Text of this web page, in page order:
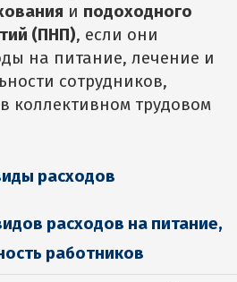
и подоходного
(ПНП), если они
на питание, лечение и
сотрудников,
коллективном трудовом
расходов
расходов на питание,
работников